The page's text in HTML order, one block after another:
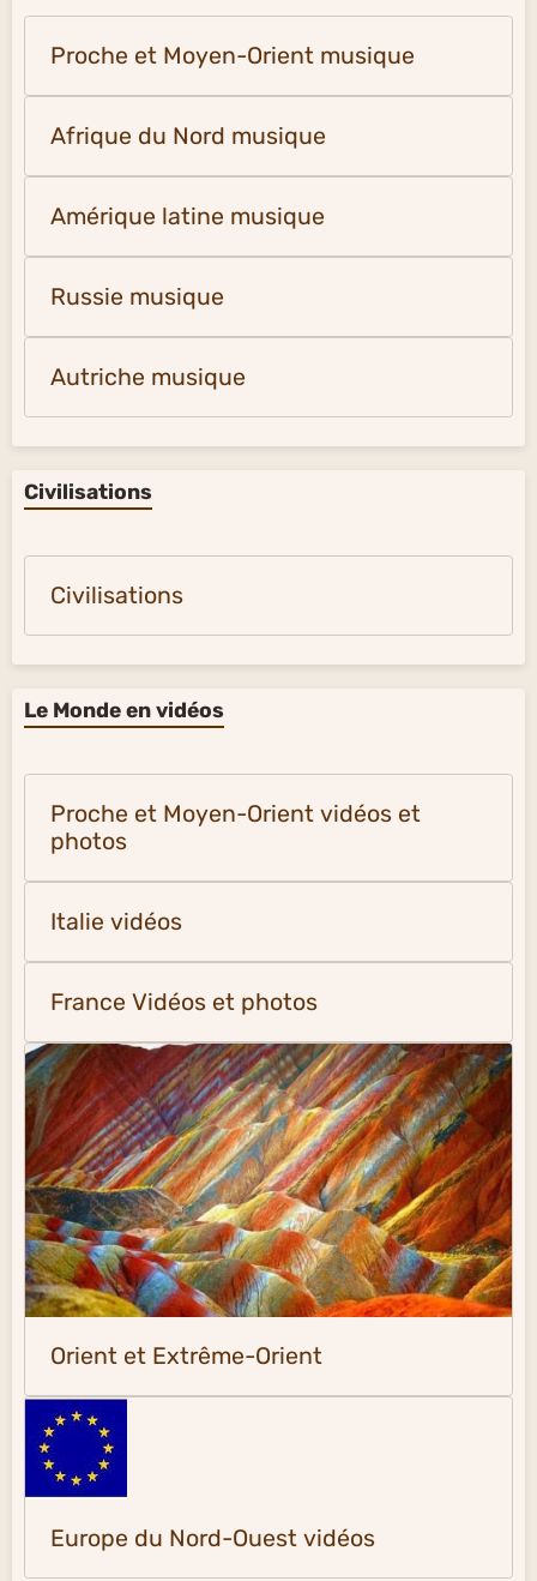
Proche et Moyen-Orient musique
Afrique du Nord musique
Amérique latine musique
Russie musique
Autriche musique
Civilisations
Civilisations
Le Monde en vidéos
Proche et Moyen-Orient vidéos et
photos
Italie vidéos
France Vidéos et photos
Orient et Extrême-Orient
Europe du Nord-Ouest vidéos